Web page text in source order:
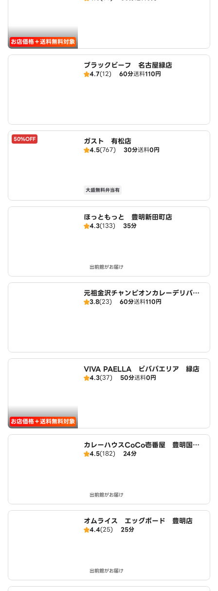
お店価格＋送料無料対象
ブラックビーフ 名古屋緑店
4.7(12) 60分送料110円
50%OFF ガスト 有松店
4.5(767) 30分送料0円
大盛無料弁当有
ほっともっと 豊明新田町店
4.3(133) 35分
出前館がお届け
元祖金沢チャンピオンカレーデリバリ
ー 名古屋緑店
3.8(23) 60分送料110円
お店価格＋送料無料対象
VIVA PAELLA ビバパエリア 緑店
4.3(37) 50分送料0円
カレーハウスCoCo壱番屋 豊明国一
店（SD）
4.5(182) 24分
出前館がお届け
オムライス エッグボード 豊明店
4.4(25) 25分
出前館がお届け